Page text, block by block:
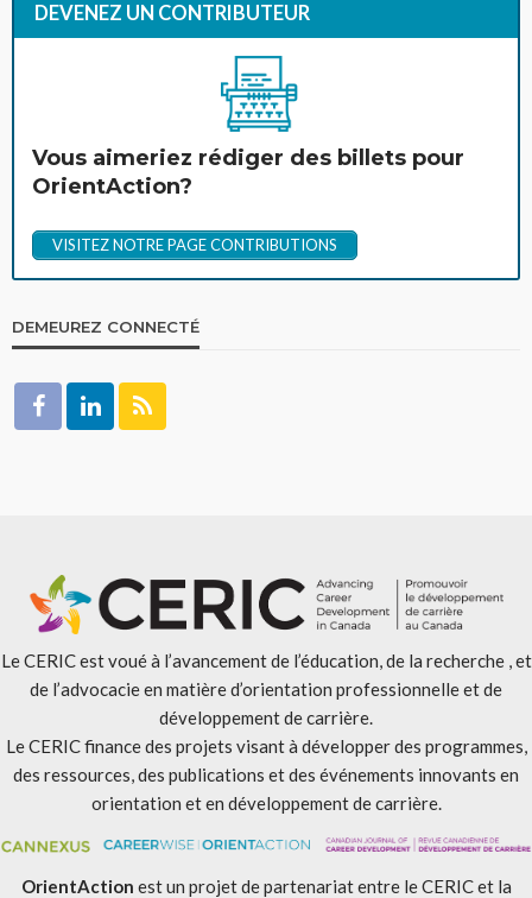
DEVENEZ UN CONTRIBUTEUR
Vous aimeriez rédiger des billets pour
OrientAction?
VISITEZ NOTRE PAGE CONTRIBUTIONS
DEMEUREZ CONNECTÉ
Le CERIC est voué à l’avancement de l’éducation, de la recherche , et
de l’advocacie en matière d’orientation professionnelle et de
développement de carrière.
Le CERIC finance des projets visant à développer des programmes,
des ressources, des publications et des événements innovants en
orientation et en développement de carrière.
OrientAction est un projet de partenariat entre le CERIC et la